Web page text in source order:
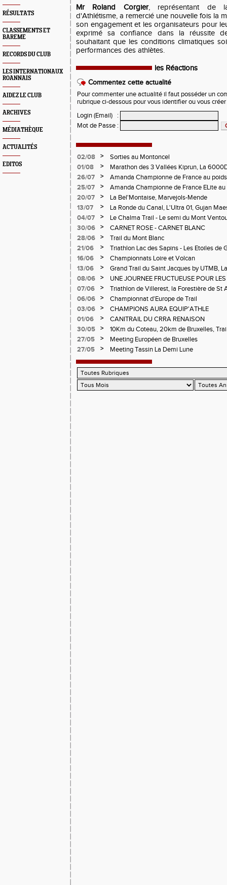
RÉSULTATS
CLASSEMENTS ET
BAREME
RECORDS DU CLUB
LES INTERNATIONAUX
ROANNAIS
AIDEZ LE CLUB
ARCHIVES
MÉDIATHÈQUE
ACTUALITÉS
EDITOS
Mr Roland Corgier, représentant de
d'Athlétisme, a remercié une nouvelle fois la
son engagement et les organisateurs pour
exprimé sa confiance dans la réussite
souhaitant que les conditions climatiques
performances des athlètes.
les Réactions
Commentez cette actualité
Pour commenter une actualité il faut posséder un
rubrique ci-dessous pour vous identifier ou vous
Login (Email)
:
Mot de Passe :
02/08 >
Sorties au Montoncel
01/08
>
Marathon des 3 Vallées Kiprun, La
Verticale d'Orcières, St Augustin
26/07 >
Amanda Championne de France au poids
25/07
>
Amanda Championne de France ELite
20/07
>
La Bel'Montaise, Marvejols-Mende
13/07
>
La Ronde du Canal, L'Ultra 01, Gujan
04/07
>
Le Chalma Trail - Le semi du Mont
Cublize - Les Passerelles de Monteynard
Pralognon La Vanoise
30/06 >
CARNET ROSE - CARNET BLANC
28/06
>
Trail du Mont Blanc
21/06
>
Triathlon Lac des Sapins - Les Etoiles de
16/06
>
Championnats Loire et Volcan
13/06
>
Grand Trail du Saint Jacques by UTMB,
d'Andrézieux-Bouthéon
08/06 >
UNE JOURNEE FRUCTUEUSE POUR
CHAMPIONNATS DE LA LOIRE A
07/06 >
Triathlon de Villerest, la Forestière de St
Circuit de la Sure, Tour du Pays Roannais
06/06 >
Championnat d'Europe de Trail
03/06
>
CHAMPIONS AURA EQUIP'ATHLE
01/06
>
CANITRAIL DU CRRA RENAISON
30/05
>
10Km du Coteau, 20km de Bruxelles,
Pilatrail
27/05 >
Meeting Européen de Bruxelles
27/05
> Meeting Tassin La Demi Lune